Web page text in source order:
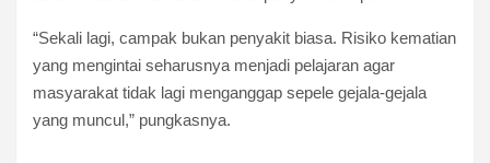
“Sekali lagi, campak bukan penyakit biasa. Risiko kematian
yang mengintai seharusnya menjadi pelajaran agar
masyarakat tidak lagi menganggap sepele gejala-gejala
yang muncul,” pungkasnya.